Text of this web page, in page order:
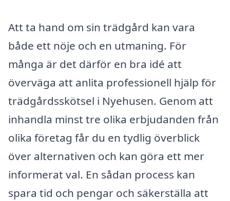
Att ta hand om sin trädgård kan vara
både ett nöje och en utmaning. För
många är det därför en bra idé att
överväga att anlita professionell hjälp för
trädgårdsskötsel i Nyehusen. Genom att
inhandla minst tre olika erbjudanden från
olika företag får du en tydlig överblick
över alternativen och kan göra ett mer
informerat val. En sådan process kan
spara tid och pengar och säkerställa att